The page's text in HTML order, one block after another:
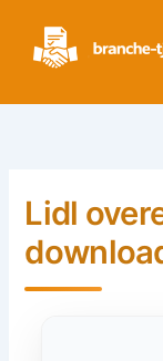
content
Lidl